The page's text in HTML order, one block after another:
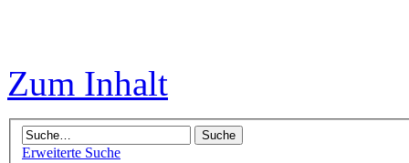
Zum Inhalt
Erweiterte Suche